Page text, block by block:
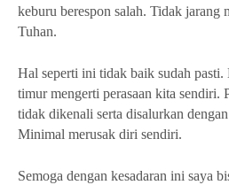
keburu berespon salah. Tidak jarang
Tuhan.
Hal seperti ini tidak baik sudah
timur mengerti perasaan kita sendiri.
tidak dikenali serta disalurkan
Minimal merusak diri sendiri.
Semoga dengan kesadaran ini saya